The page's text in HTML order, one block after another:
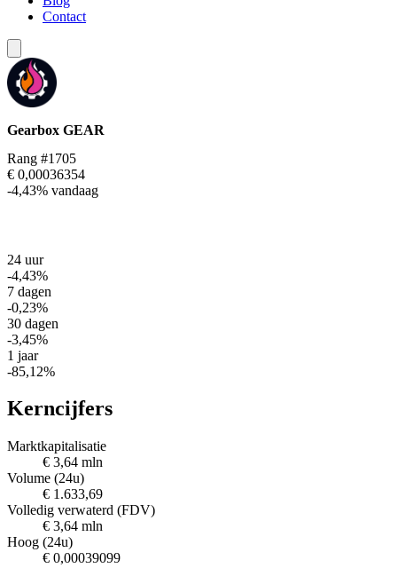
Contact
Gearbox GEAR
Rang #1705
€ 0,00036354
-4,43% vandaag
24 uur
-4,43%
7 dagen
-0,23%
30 dagen
-3,45%
1 jaar
-85,12%
Kerncijfers
Marktkapitalisatie
€ 3,64 mln
Volume (24u)
€ 1.633,69
Volledig verwaterd (FDV)
€ 3,64 mln
Hoog (24u)
€ 0,00039099